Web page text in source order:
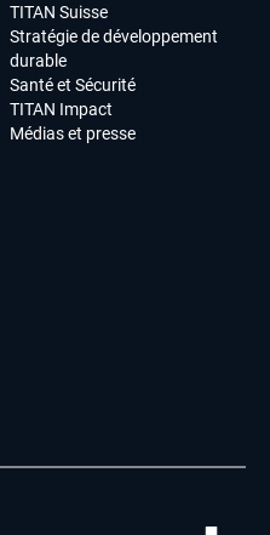
TITAN Suisse
Stratégie de développement
durable
Santé et Sécurité
TITAN Impact
Médias et presse